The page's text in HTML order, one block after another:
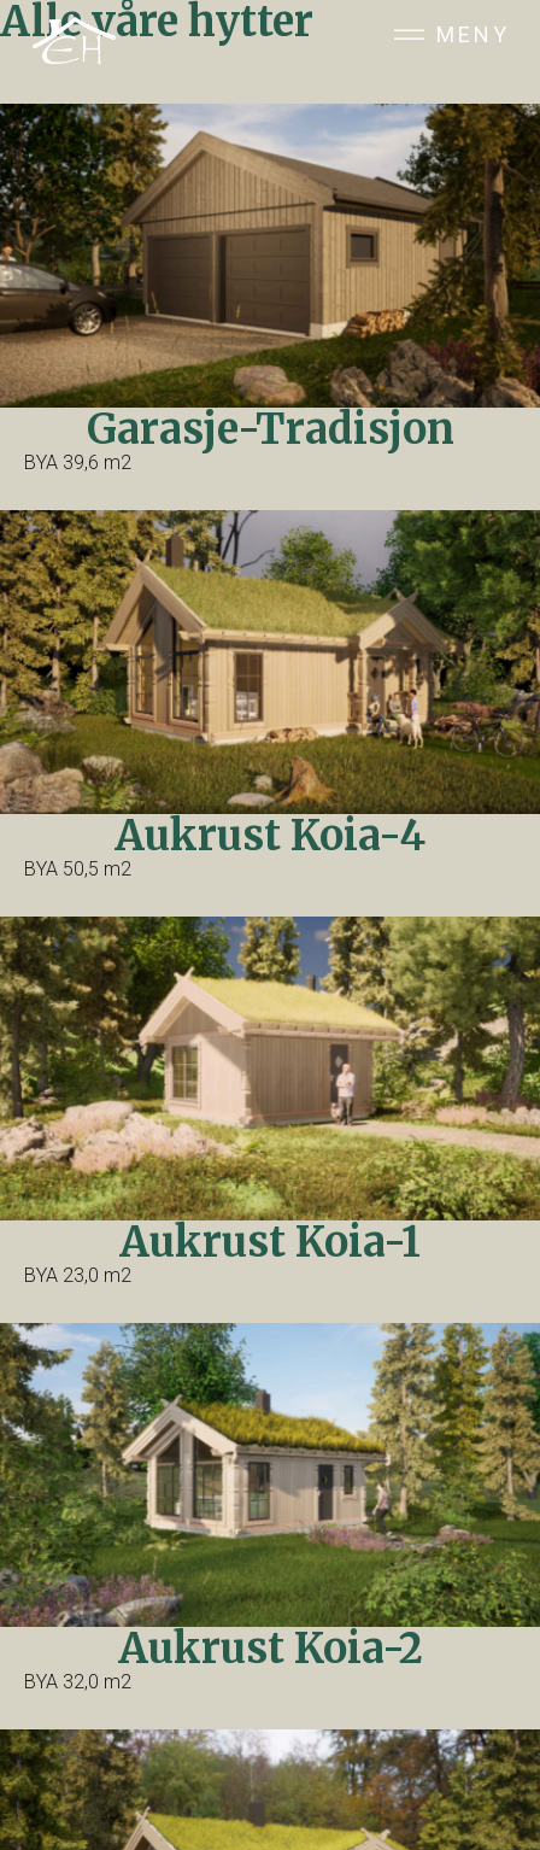
MENY
Alle våre hytter
Garasje-Tradisjon
BYA 39,6 m2
Aukrust Koia-4
BYA 50,5 m2
Aukrust Koia-1
BYA 23,0 m2
Aukrust Koia-2
BYA 32,0 m2